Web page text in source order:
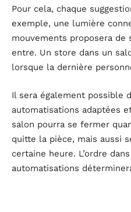
Pour cela, chaque
exemple, une lumière
mouvements proposera de
entre. Un store dans un
lorsque la dernière
Il sera également possible
automatisations adaptées
salon pourra se fermer
quitte la pièce, mais aussi
certaine heure. L’ordre
automatisations